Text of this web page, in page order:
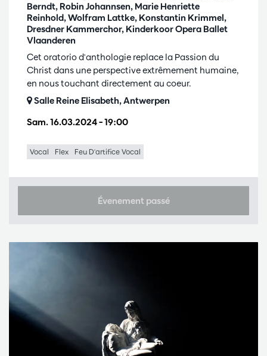
Berndt, Robin Johannsen, Marie Henriette
Reinhold, Wolfram Lattke, Konstantin Krimmel,
Dresdner Kammerchor, Kinderkoor Opera Ballet
Vlaanderen
Sam. 16.03.2024– 19:00
Cet oratorio d'anthologie replace la Passion du
Christ dans une perspective extrêmement humaine,
en nous touchant directement au coeur.
Salle Reine Elisabeth, Antwerpen
Vocal Flex Feu D'artifice Vocal
Évenement passé